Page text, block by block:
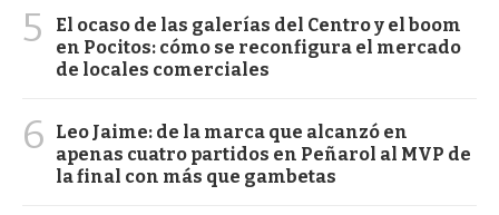
5
El ocaso de las galerías del Centro y el boom
en Pocitos: cómo se reconfigura el mercado
de locales comerciales
6
Leo Jaime: de la marca que alcanzó en
apenas cuatro partidos en Peñarol al MVP de
la final con más que gambetas